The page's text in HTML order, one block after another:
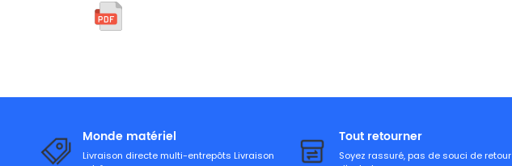
Monde matériel
Livraison directe multi-entrepôts Livraison
Tout retourner
Soyez rassuré, pas de souci de retour